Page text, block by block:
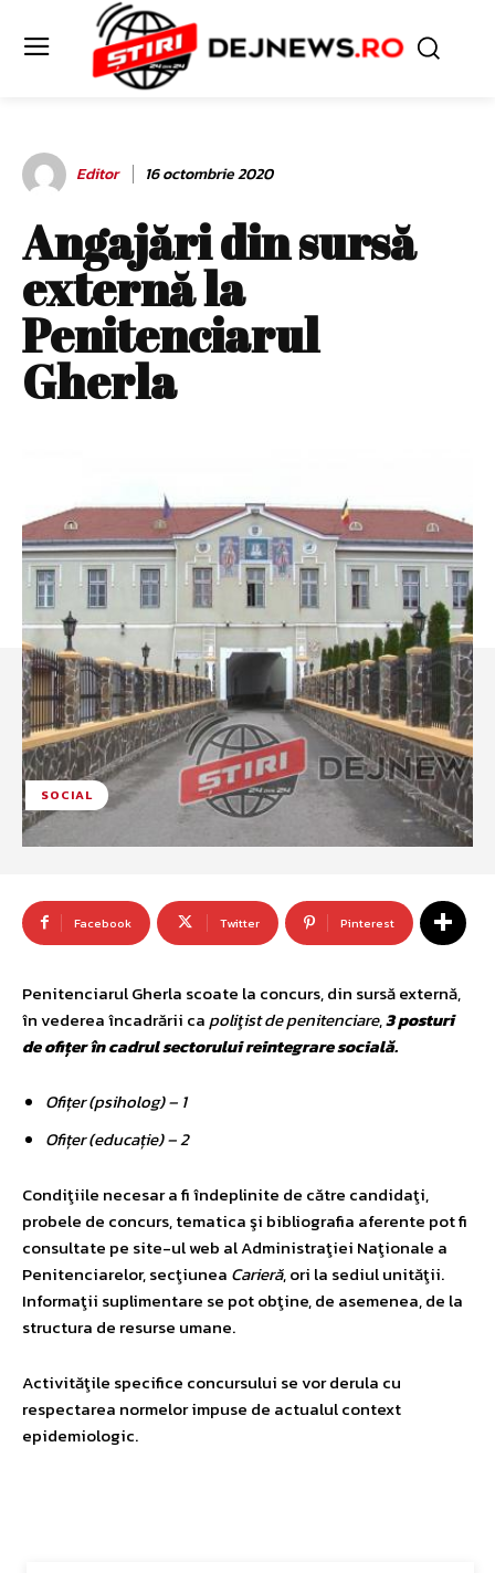
Editor 16 octombrie 2020
Angajări din sursă
externă la
Penitenciarul
Gherla
SOCIAL
Facebook Twitter Pinterest
Penitenciarul Gherla scoate la concurs, din sursă externă,
în vederea încadrării capoliţist de penitenciare,3 posturi
de ofițer în cadrul sectorului reintegrare socială.
Ofițer (psiholog) – 1
Ofițer (educație) – 2
Condiţiile necesar a fi îndeplinite de către candidaţi,
probele de concurs, tematica şi bibliografia aferente pot fi
consultate pe site-ul web al Administraţiei Naţionale a
Penitenciarelor, secţiunea Carieră, ori la sediul unităţii.
Informaţii suplimentare se pot obţine, de asemenea, de la
structura de resurse umane.
Activităţile specifice concursului se vor derula cu
respectarea normelor impuse de actualul context
epidemiologic.